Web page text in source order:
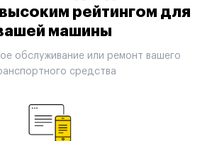
рейтингом для
машины
обслуживание или ремонт вашего
средства